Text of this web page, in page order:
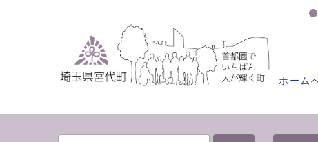
ホーム